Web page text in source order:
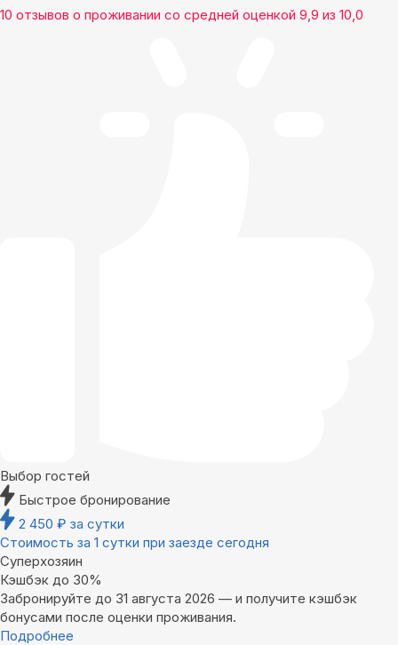
10 отзывов о проживании со средней оценкой 9,9 из 10,0
Выбор гостей
Быстрое бронирование
2 450 ₽ за сутки
Стоимость за 1 сутки при заезде сегодня
Суперхозяин
Кэшбэк до 30%
Забронируйте до 31 августа 2026 — и получите кэшбэк
бонусами после оценки проживания.
Подробнее